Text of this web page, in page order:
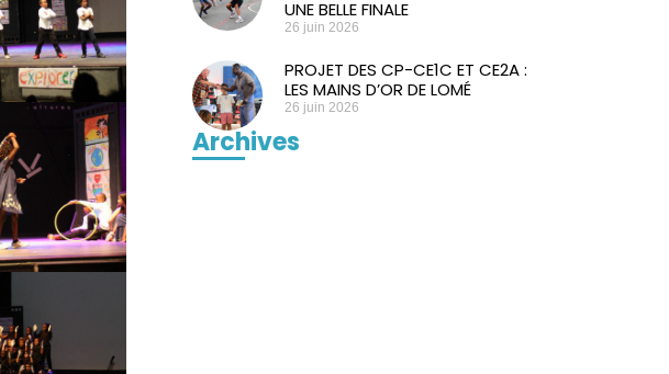
UNE BELLE FINALE
26 juin 2026
PROJET DES CP-CE1C ET CE2A :
LES MAINS D’OR DE LOMÉ
26 juin 2026
Archives